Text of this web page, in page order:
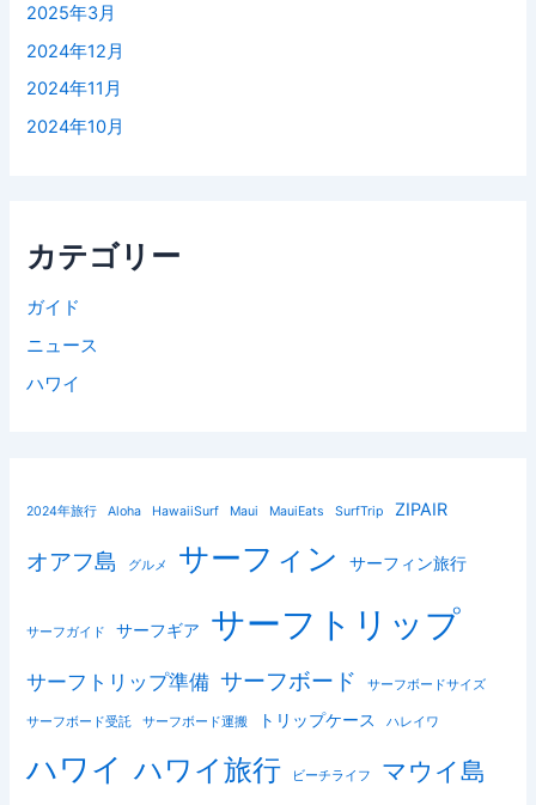
2025年3月
2024年12月
2024年11月
2024年10月
カテゴリー
ガイド
ニュース
ハワイ
2024年旅行 Aloha HawaiiSurf Maui MauiEats SurfTrip ZIPAIR
オアフ島 グルメ サーフィン サーフィン旅行
サーフガイド サーフギア サーフトリップ
サーフトリップ準備 サーフボード サーフボードサイズ
サーフボード受託 サーフボード運搬 トリップケース ハレイワ
ハワイ ハワイ旅行 ビーチライフ マウイ島